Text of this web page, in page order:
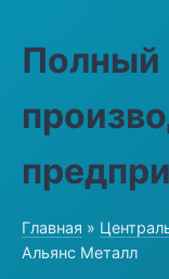
Полный
Главная »
Альянс Металл